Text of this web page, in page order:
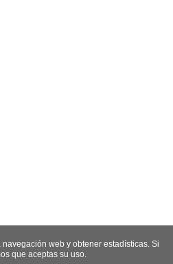
web y obtener estadísticas. Si
que aceptas su uso.